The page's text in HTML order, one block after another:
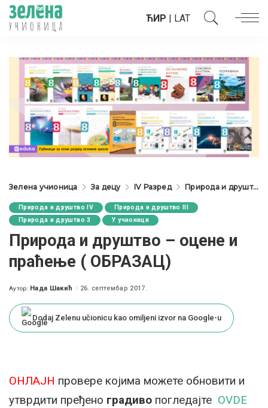
ЋИР | LAT
Зелена учионица За децу IV Разред Природа и друштво IV
Природа и друштво IV
Природа и друштво III
Природа и друштво 3
У учионици
Природа и друштво – оцене и
праћење ( ОБРАЗАЦ)
Posted
Аутор: Нада Шакић 26. септембар 2017.
Dodaj Zelenu učionicu kao omiljeni izvor na Google-u
ОНЛАЈН провере којима можете обновити и
утврдити пређено градиво погледајте OVDE